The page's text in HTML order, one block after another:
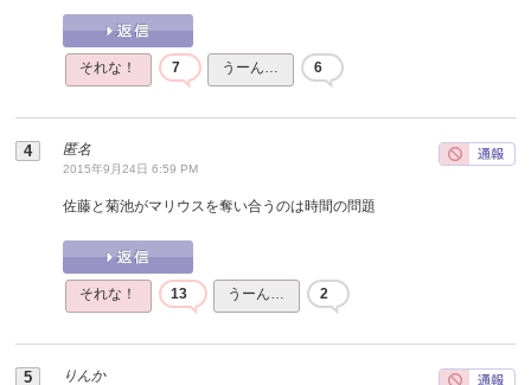
それな！ 7 うーん… 6
匿名
2015年9月24日 6:59 PM
佐藤と菊池がマリウスを奪い合うのは時間の問題
それな！ 13 うーん… 2
りんか